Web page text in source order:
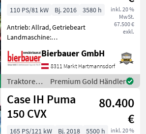
Efficient
inkl. 20 %
MwSt.
67.500 €
exkl.
110 PS/81 kW Bj. 2016
3580 h
Antrieb: Allrad, Getriebeart
Landmaschine:
Plattform: Kabine,
Zapfwellendrehzahl:
540/540E/1000,
Höchstgeschwindigkeit in
km/h: 40 km/h, Aufladung:
Tu
Bierbauer GmbH
8311 Markt Hartmannsdorf
Traktoren
/ Massey
Ferguson
Premium Gold Händler
Case IH Puma
150 CVX
80.400
€
inkl. 20 %
165 PS/121 kW Bj. 2018
5500 h